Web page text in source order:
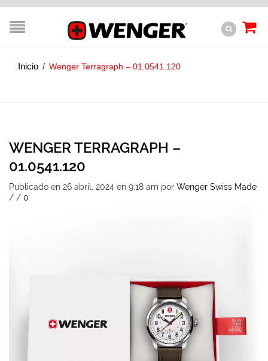
Inicio / Wenger Terragraph – 01.0541.120
WENGER TERRAGRAPH –
01.0541.120
Publicado en 26 abril, 2024 en 9:18 am por Wenger Swiss Made
/ / 0